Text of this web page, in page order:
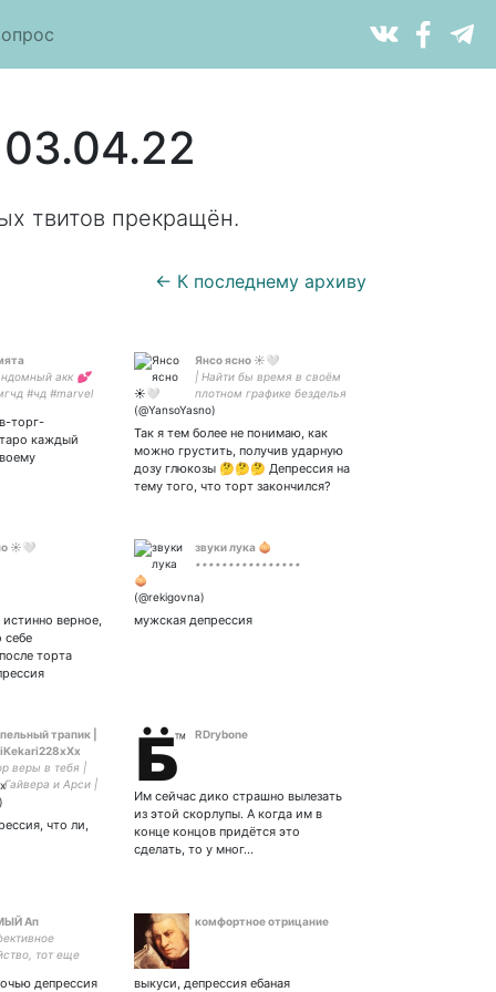
твитов прекращён.
← К последнему архиву
акк 💕
#чд #marvel
🐺🦊 лера
на 💍👑
#сероволк
торг-
каждый
Янсо ясно ☀️🤍
| Найти бы время в своём
плотном графике безделья
| Хочу выйти из своей
жизни и зайти нормально |
#мгчд | можно на ты |
Игорьботтомсексуал
Так я тем более не понимаю, как
можно грустить, получив ударную
дозу глюкозы 🤔🤔🤔 Депрессия на
тему того, что торт закончился?
☀️🤍
верное,
себе
торта
звуки лука 🧅
••••••••••••••••
мужская депрессия
трапик |
веры в тебя |
Гайвера и Арси |
| аниме учёный |
что ли,
RDrybone
Им сейчас дико страшно вылезать
из этой скорлупы. А когда им в
конце концов придётся это
сделать, то у мног…
Ап
тот еще
плакса. Too
депрессия
комфортное отрицание
выкуси, депрессия ебаная